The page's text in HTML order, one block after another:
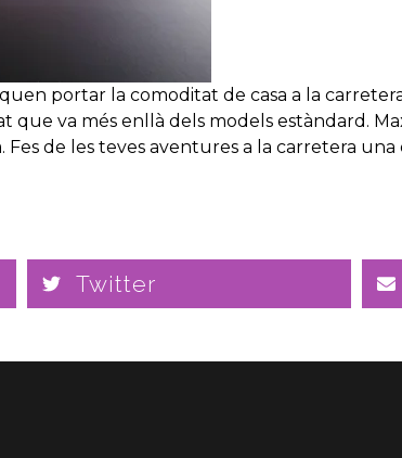
portar la comoditat de casa a la
va més enllà dels models estàndard.
de les teves aventures a la carretera una
Twitter